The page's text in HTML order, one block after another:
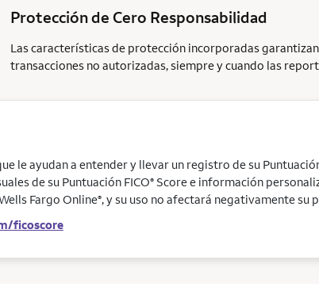
Protección de Cero Responsabilidad
Las características de protección incorporadas
transacciones no autorizadas, siempre y cuando las
le ayudan a entender y llevar un registro de su
de su Puntuación FICO®Score e información
Fargo Online®, y su uso no afectará negativamente su
ficoscore